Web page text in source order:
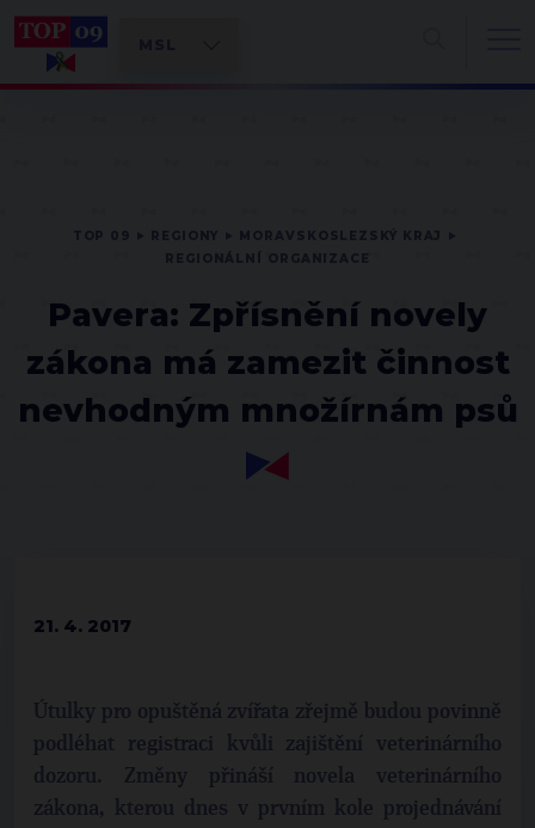
Pavera: Zpřísnění novely
zákona má zamezit činnost
nevhodným množírnám psů
21. 4. 2017
Útulky pro opuštěná zvířata zřejmě budou povinně
podléhat registraci kvůli zajištění veterinárního
dozoru. Změny přináší novela veterinárního
zákona, kterou dnes v prvním kole projednávání